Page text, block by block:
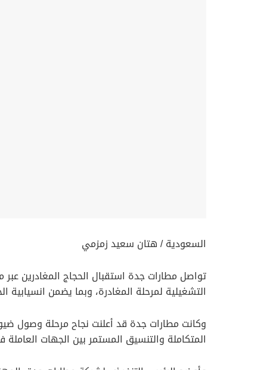
السعودية / هتان سعيد زمزمي
التشغيلية لمرحلة المغادرة، وبما يضمن
وكانت مطارات جدة قد أعلنت نجاح مرحلة وصول
المتكاملة والتنسيق المستمر بين الجهات العاملة